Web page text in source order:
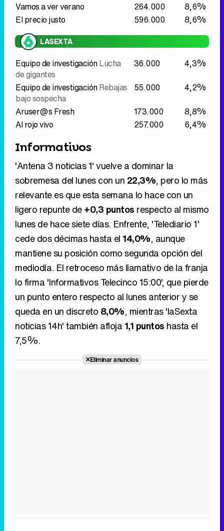
Vamos a ver verano
264.000
8,6%
El precio justo
596.000 8,6%
LASEXTA
Equipo de investigaciónLucha
de gigantes
36.000
4,3%
Equipo de investigaciónRebajas
bajo sospecha
55.000
4,2%
Aruser@s Fresh
173.000
8,8%
Al rojo vivo
257.000 6,4%
Informativos
'Antena 3 noticias 1' vuelve a dominar la
sobremesa del lunes con un 22,3%, pero lo más
relevante es que esta semana lo hace con un
ligero repunte de+0,3 puntos respecto al mismo
lunes de hace siete días. Enfrente, 'Telediario 1'
cede dos décimas hasta el 14,0%, aunque
mantiene su posición como segunda opción del
mediodía. El retroceso más llamativo de la franja
lo firma 'Informativos Telecinco 15:00', que pierde
un punto entero respecto al lunes anterior y se
queda en un discreto 8,0%, mientras 'laSexta
noticias 14h' también afloja 1,1 puntos hasta el
7,5%.
Eliminar anuncios